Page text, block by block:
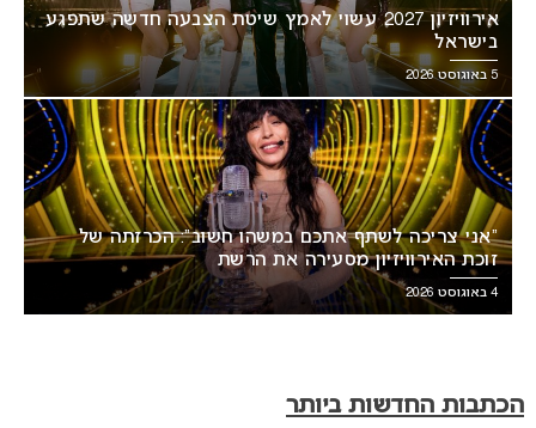
אירוויזיון 2027 עשוי לאמץ שיטת הצבעה חדשה שתפגע
בישראל
5 באוגוסט 2026
“אני צריכה לשתף אתכם במשהו חשוב”: הכרזתה של
זוכת האירוויזיון מסעירה את הרשת
4 באוגוסט 2026
הכתבות החדשות ביותר